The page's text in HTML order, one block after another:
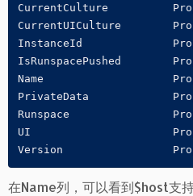
CurrentCulture   	Property   System.Globalization.CultureInfo CurrentCulture {get;}
CurrentUICulture 	Property   System.Globalization.CultureInfo CurrentUICulture {get;}
InstanceId       	Property   System.Guid InstanceId {get;}
IsRunspacePushed 	Property   System.Boolean IsRunspacePushed {get;}
Name             	Property   System.String Name {get;}
PrivateData      	Property   System.Management.Automation.PSObject PrivateData {get;}
Runspace         	Property   System.Management.Automation.Runspaces.Runspace Runspace {get;}
UI               	Property   System.Management.Automation.Host.PSHostUserInterface UI {get;}
在Name列，可以看到$host支